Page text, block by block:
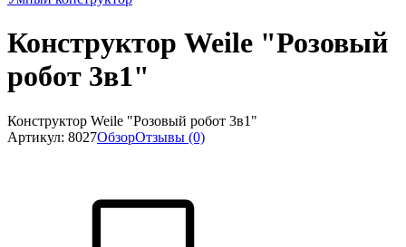
Конструктор Weile "Розовый
робот 3в1"
Конструктор Weile "Розовый робот 3в1"
Артикул: 8027ОбзорОтзывы (0)